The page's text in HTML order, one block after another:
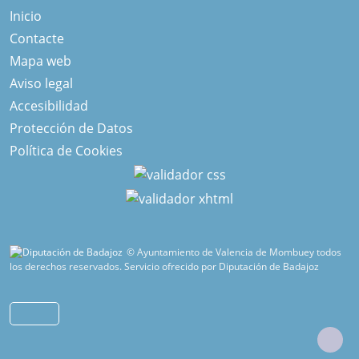
Inicio
Contacte
Mapa web
Aviso legal
Accesibilidad
Protección de Datos
Política de Cookies
© Ayuntamiento de Valencia de Mombuey todos
los derechos reservados.Servicio ofrecido por Diputación de Badajoz